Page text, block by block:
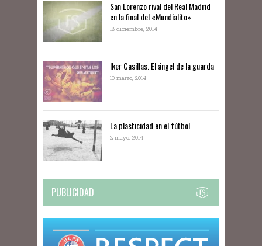
San Lorenzo rival del Real Madrid
en la final del «Mundialito»
18 diciembre, 2014
Iker Casillas. El ángel de la guarda
10 marzo, 2014
La plasticidad en el fútbol
2 mayo, 2014
PUBLICIDAD